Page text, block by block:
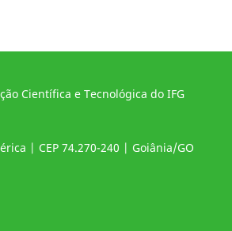
Científica e Tecnológica do IFG
| CEP 74.270-240 | Goiânia/GO